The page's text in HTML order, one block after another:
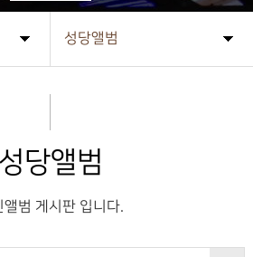
성당앨범
성당앨범
앨범 게시판 입니다.